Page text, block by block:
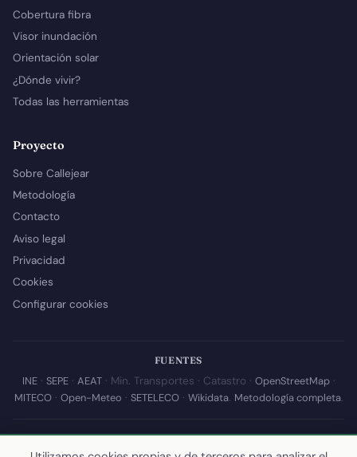
Cobertura fibra
Visor inundación
Orientación solar
¿Dónde vivir?
Todas las herramientas
Proyecto
Sobre Callejear
Metodología
Contacto
Aviso legal
Privacidad
Cookies
Configurar cookies
FUENTES
INE· SEPE· AEAT· Min. Transportes · Catastro · OpenStreetMap·
MITECO· Open-Meteo · SETELECO· Wikidata. Metodología completa.
© 2026 Callejear.com — Directorio municipal de España con datos